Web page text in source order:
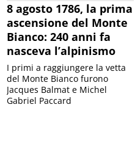
8 agosto 1786, la prima
ascensione del Monte
Bianco: 240 anni fa
nasceva l’alpinismo
I primi a raggiungere la vetta
del Monte Bianco furono
Jacques Balmat e Michel
Gabriel Paccard